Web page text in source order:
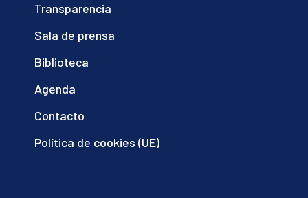
Transparencia
Sala de prensa
Biblioteca
Agenda
Contacto
Política de cookies (UE)